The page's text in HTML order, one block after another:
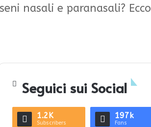
nasali e paranasali? Ecco
Seguici sui Social
1.2K
Subscribers
197k
Fans